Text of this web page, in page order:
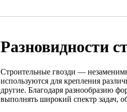
Разновидности
Строительные гвозди —
используются для крепления
другие. Благодаря разнообразию
выполнять широкий спектр задач,